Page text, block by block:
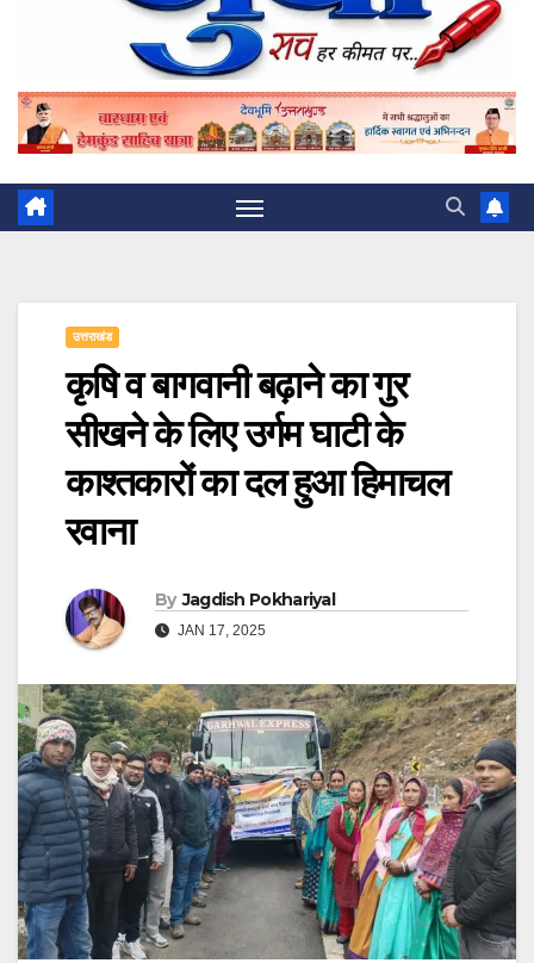
उत्तराखंड
कृषि व बागवानी बढ़ाने का गुर
सीखने के लिए उर्गम घाटी के
काश्तकारों का दल हुआ हिमाचल
रवाना
By Jagdish Pokhariyal
JAN 17, 2025